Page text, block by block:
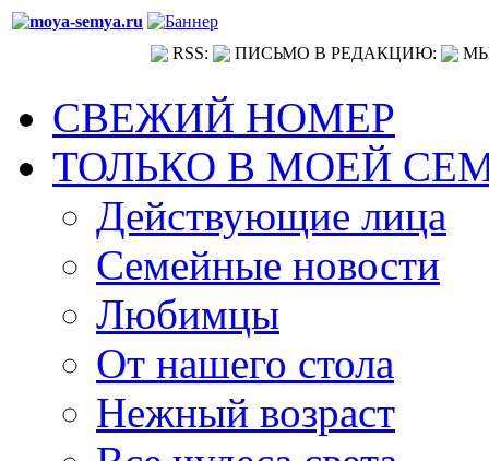
RSS: ПИСЬМО В РЕДАКЦИЮ:
СВЕЖИЙ НОМЕР
ТОЛЬКО В МОЕЙ
Действующие лица
Семейные новости
Любимцы
От нашего стола
Нежный возраст